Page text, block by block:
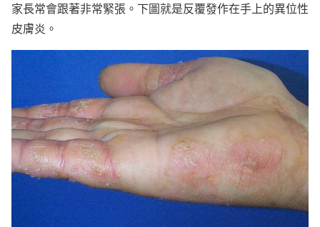
家長常會跟著非常緊張。下圖就是反覆發作在手上的異位性
皮膚炎。